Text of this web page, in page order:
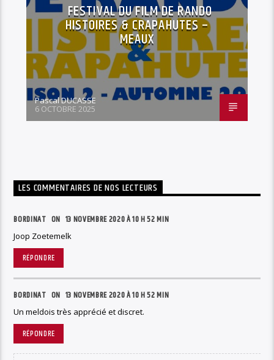
FESTIVAL DU FILM DE RANDO
HISTOIRES & CRAPAHUTES –
MEAUX
Pascal DUCASSE
6 OCTOBRE 2025
LES COMMENTAIRES DE NOS LECTEURS
BORDINAT ON 13 NOVEMBRE 2020 À 10 H 52 MIN
Joop Zoetemelk
RÉPONDRE
BORDINAT ON 13 NOVEMBRE 2020 À 10 H 52 MIN
Un meldois très apprécié et discret.
RÉPONDRE